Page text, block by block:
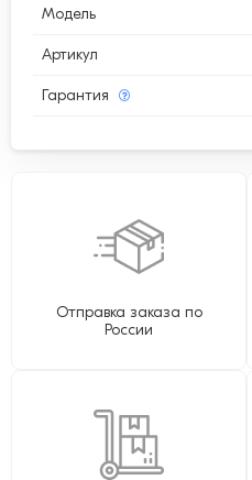
Модель
Артикул
Гарантия
Отправка заказа по
России